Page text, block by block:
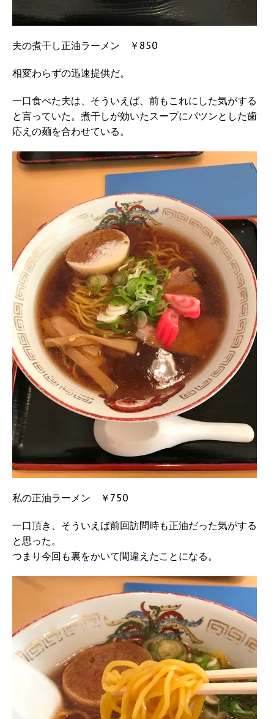
夫の煮干し正油ラーメン ￥850
相変わらずの迅速提供だ。
一口食べた夫は、そういえば、前もこれにした気がする
と言っていた。煮干しが効いたスープにパツンとした歯
応えの麺を合わせている。
私の正油ラーメン ￥750
一口頂き、そういえば前回訪問時も正油だった気がする
と思った。
つまり今回も裏をかいて間違えたことになる。